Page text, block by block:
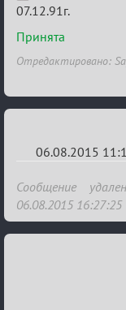
Строительная
карусель!
07.12.91г.
Принята
Отредактировано:
06.08.2015
Re:
Строительная
карусель!
Сообщение
06.08.2015 16:27:25